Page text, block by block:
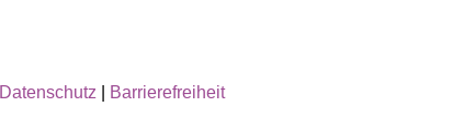
Datenschutz Barrierefreiheit